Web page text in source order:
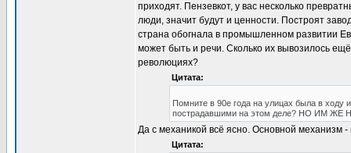
приходят. Пензевкот, у вас несколько
люди, значит будут и ценности. Построят
страна обогнала в промышленном развитии
может быть и речи. Сколько их вывозилось
революциях?
Цитата:
Помните в 90е года на улицах была в ходу
пострадавшими на этом деле? НО ИМ ЖЕ
Да с механикой всё ясно. Основной механизм
Цитата: